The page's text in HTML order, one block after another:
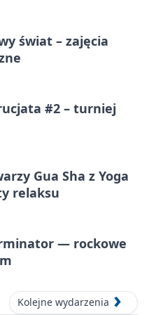
świat – zajęcia
#2 – turniej
Gua Sha z Yoga
relaksu
— rockowe
Kolejne wydarzenia